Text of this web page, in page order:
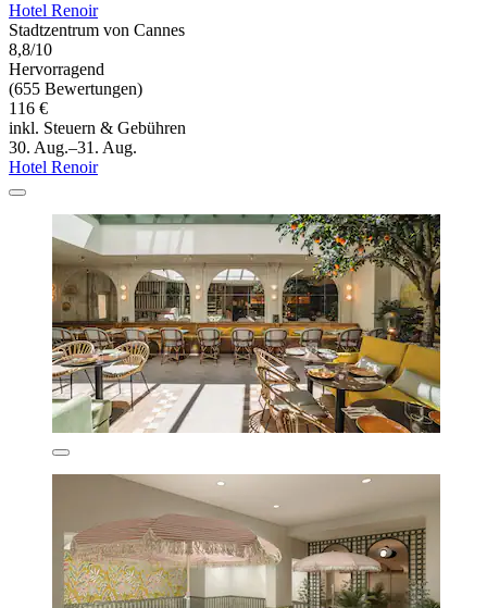
Hotel Renoir
Stadtzentrum von Cannes
8,8/10
Hervorragend
(655 Bewertungen)
116 €
inkl. Steuern & Gebühren
30. Aug.–31. Aug.
Hotel Renoir